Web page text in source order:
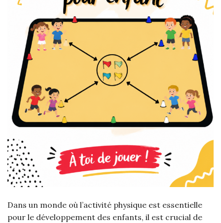
Dans un monde où l’activité physique est essentielle
pour le développement des enfants, il est crucial de